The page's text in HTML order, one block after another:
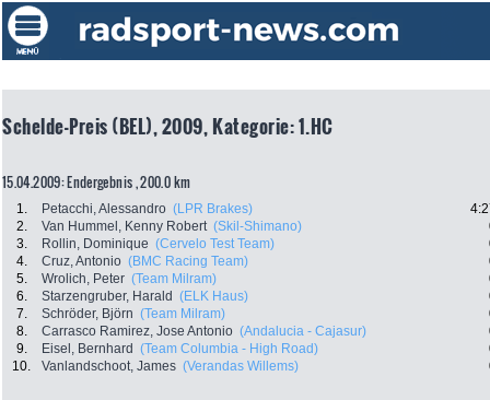
Schelde-Preis (BEL), 2009, Kategorie: 1.HC
15.04.2009: Endergebnis , 200.0 km
1. Petacchi, Alessandro (LPR Brakes)
2.
Van Hummel, Kenny Robert (Skil-Shimano)
3.
Rollin, Dominique (Cervelo Test Team)
4.
Cruz, Antonio (BMC Racing Team)
5.
Wrolich, Peter (Team Milram)
6.
Starzengruber, Harald (ELK Haus)
7.
Schröder, Björn (Team Milram)
8.
Carrasco Ramirez, Jose Antonio (Andalucia - Cajasur)
9.
Eisel, Bernhard (Team Columbia - High Road)
10.
Vanlandschoot, James (Verandas Willems)